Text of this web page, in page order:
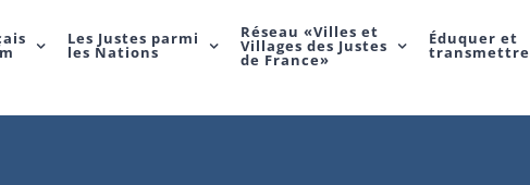
Les Justes parmi
les Nations
Réseau «Villes et
Villages des Justes
de France»
Éduquer et
transmettre